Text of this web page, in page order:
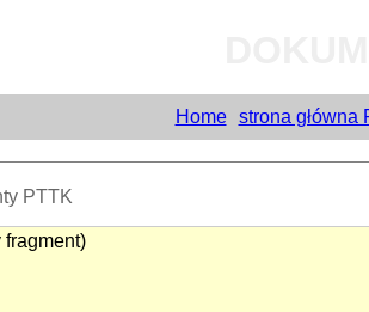
Home strona główna
PTTK
fragment)